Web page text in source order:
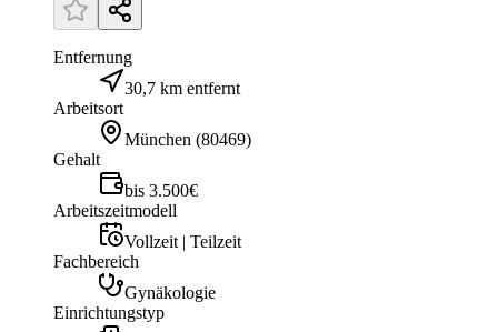
Entfernung
30,7 km entfernt
Arbeitsort
München (80469)
Gehalt
bis 3.500€
Arbeitszeitmodell
Vollzeit | Teilzeit
Fachbereich
Gynäkologie
Einrichtungstyp